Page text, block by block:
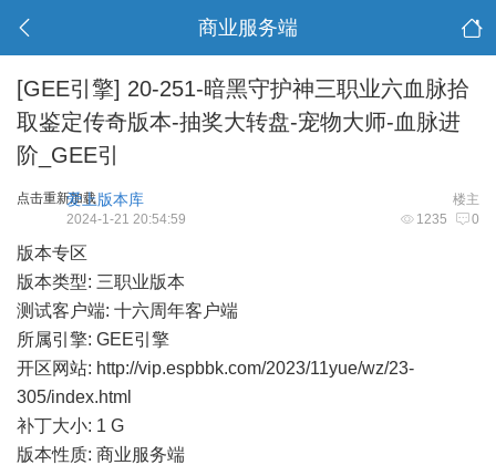
商业服务端
[GEE引擎] 20-251-暗黑守护神三职业六血脉拾
取鉴定传奇版本-抽奖大转盘-宠物大师-血脉进
阶_GEE引
点击重新加载 楼主
爱上版本库
1235 0
2024-1-21 20:54:59
版本专区
版本类型: 三职业版本
测试客户端: 十六周年客户端
所属引擎: GEE引擎
开区网站: http://vip.espbbk.com/2023/11yue/wz/23-
305/index.html
补丁大小: 1 G
版本性质: 商业服务端